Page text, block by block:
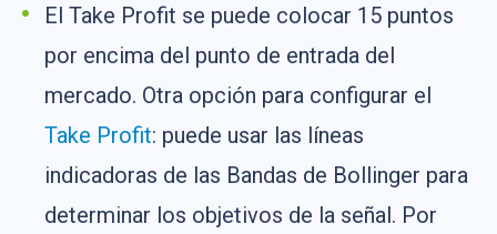
El Take Profit se puede colocar 15 puntos
por encima del punto de entrada del
mercado. Otra opción para configurar el
Take Profit: puede usar las líneas
indicadoras de las Bandas de Bollinger para
determinar los objetivos de la señal. Por